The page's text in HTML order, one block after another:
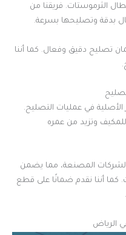
الثرموستات. فريقنا من
بدقة وتصليحها بسرعة.
تصليح دقيق وفعال. كما أننا
في عمليات التصليح.
وتزيد من عمره
المصنعة، مما يضمن
كما أننا نقدم ضمانًا على قطع